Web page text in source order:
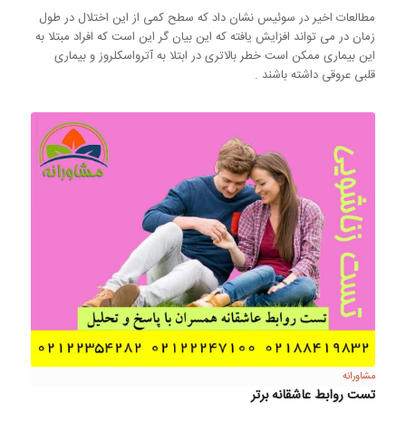
مطالعات اخیر در سوئیس نشان داد که سطح کمی از این اختلال در طول
زمان در می تواند افزایش یافته که این بیان گر این است که افراد مبتلا به
این بیماری ممکن است خطر بالاتری در ابتلا به آترواسکلروز و بیماری
قلبی عروقی داشته باشند .
مشاورانه
تست روابط عاشقانه برتر